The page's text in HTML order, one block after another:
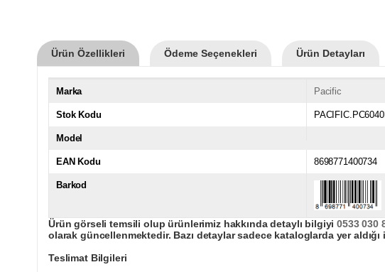
Ürün Özellikleri Ödeme Seçenekleri Ürün Detayları
Marka Pacific
Stok Kodu
Model
EAN Kodu 8698771400734
Barkod
Ürün görseli temsili olup ürünlerimiz hakkında detaylı bilgiyi0533 030
olarak güncellenmektedir. Bazı detaylar sadece kataloglarda yer
Teslimat Bilgileri